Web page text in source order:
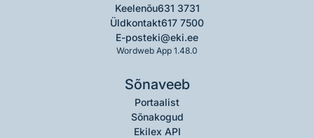
Keelenõu631 3731
Üldkontakt617 7500
E-posteki@eki.ee
Wordweb App 1.48.0
Sõnaveeb
Portaalist
Sõnakogud
Ekilex API